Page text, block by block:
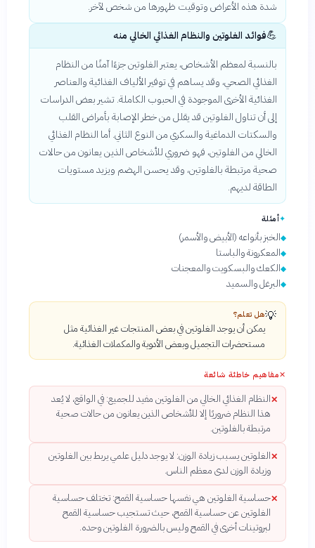
شدة هذه الأعراض وتوقيت ظهورها من شخص لآخر.
💪فوائد الغلوتين والنظام الغذائي الخالي منه
بالنسبة لمعظم الأشخاص، يعتبر الغلوتين جزءًا آمنًا من النظام
الغذائي الصحي، وقد يساهم في توفير الألياف الغذائية والعناصر
الغذائية الأخرى الموجودة في الحبوب الكاملة. تشير بعض الدراسات
إلى أن تناول الغلوتين قد يقلل من خطر الإصابة بأمراض القلب
والسكتات الدماغية والسكري من النوع الثاني. أما النظام الغذائي
الخالي من الغلوتين، فهو ضروري للأشخاص الذين يعانون من حالات
صحية مرتبطة بالغلوتين، وقد يحسن الهضم ويزيد مستويات
الطاقة لديهم.
✦أمثلة
◆الخبز بأنواعه (الأبيض والأسمر)
◆المعكرونة والباستا
◆الكعك والبسكويت والمعجنات
◆البرغل والسميد
💡هل تعلم؟
يمكن أن يوجد الغلوتين في بعض المنتجات غير الغذائية مثل
مستحضرات التجميل وبعض الأدوية والمكملات الغذائية.
✕مفاهيم خاطئة شائعة
✕النظام الغذائي الخالي من الغلوتين مفيد للجميع: في الواقع، لا يُعد
هذا النظام ضروريًا إلا للأشخاص الذين يعانون من حالات صحية
مرتبطة بالغلوتين.
✕الغلوتين يسبب زيادة الوزن: لا يوجد دليل علمي يربط بين الغلوتين
وزيادة الوزن لدى معظم الناس.
✕حساسية الغلوتين هي نفسها حساسية القمح: تختلف حساسية
الغلوتين عن حساسية القمح، حيث تستجيب حساسية القمح
لبروتينات أخرى في القمح وليس بالضرورة الغلوتين وحده.